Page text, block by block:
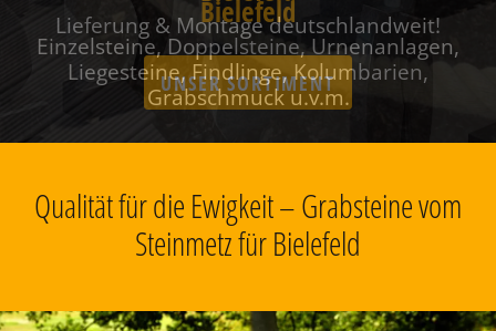
Bielefeld
Einzelsteine, Doppelsteine, Urnenanlagen,
Liegesteine, Findlinge, Kolumbarien,
Grabschmuck u.v.m.
Qualität für die Ewigkeit – Grabsteine vom
Steinmetz für Bielefeld